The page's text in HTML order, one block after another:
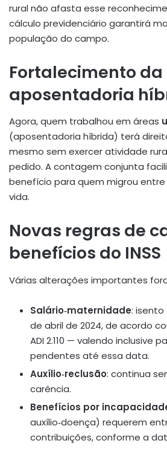
rural não afasta esse
cálculo previdenciário garantirá
população do campo.
Fortalecimento da
aposentadoria
Agora, quem trabalhou em áreas
(aposentadoria híbrida) terá
mesmo sem exercer atividade
pedido. A contagem conjunta
benefício para quem migrou
vida.
Novas regras de
benefícios do INSS
Várias alterações importantes
Salário‑maternidade:
de abril de 2024, de acordo
ADI 2.110 — valendo inclusive
pendentes até essa data.
Auxílio‑reclusão: continua
carência.
Benefícios por
auxílio‑doença) requerem
contribuições, conforme a